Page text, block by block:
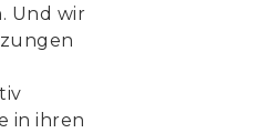
Und wir
in ihren